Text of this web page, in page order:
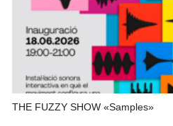
THE FUZZY SHOW «Samples»